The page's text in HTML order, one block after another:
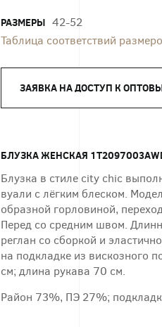
РАЗМЕРЫ 42-52
Таблица соответствий
ЗАЯВКА НА ДОСТУП К
БЛУЗКА ЖЕНСКАЯ
Блузка в стиле city chic
вуали с лёгким блеском.
образной горловиной,
Перед со средним швом.
реглан со сборкой и
на подкладке из вискозного
см; длина рукава 70 см.
Район 73%, ПЭ 27%;